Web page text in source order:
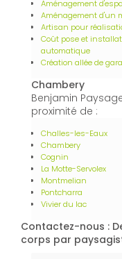
Aménagement
Aménagement d'un
Artisan pour
Coût pose et
automatique
Création allée de
Chambery
Benjamin
proximité de :
Challes-les-Eaux
Chambery
Cognin
La Motte-Servolex
Montmelian
Pontcharra
Vivier du lac
Contactez-nous :
corps par